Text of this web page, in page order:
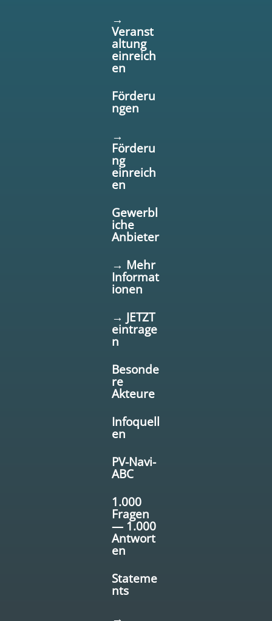
→
Veranst
altung
einreich
en
Förderu
ngen
→
Förderu
ng
einreich
en
Gewerbl
iche
Anbieter
→ Mehr
Informat
ionen
→ JETZT
eintrage
n
Besonde
re
Akteure
Infoquell
en
PV-Navi-
ABC
1.000
Fragen
— 1.000
Antwort
en
Stateme
nts